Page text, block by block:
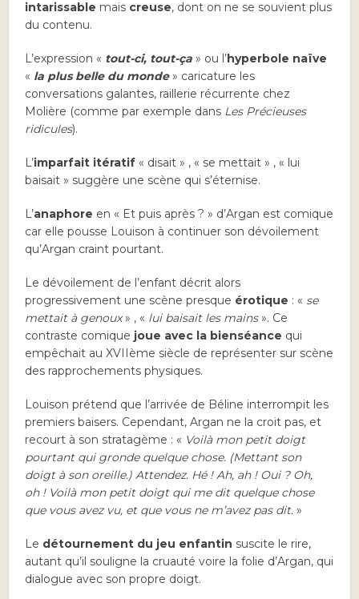
intarissable mais creuse, dont on ne se souvient plus
du contenu.
L’expression « tout-ci, tout-ça » ou l’hyperbole naïve
« la plus belle du monde» caricature les
conversations galantes, raillerie récurrente chez
Molière (comme par exemple dans Les Précieuses
ridicules).
L’imparfait itératif « disait » , « se mettait » , « lui
baisait » suggère une scène qui s’éternise.
L’anaphore en « Et puis après ? » d’Argan est comique
car elle pousse Louison à continuer son dévoilement
qu’Argan craint pourtant.
Le dévoilement de l’enfant décrit alors
progressivement une scène presque érotique : « se
mettait à genoux» , « lui baisait les mains». Ce
contraste comique joue avec la bienséance qui
empêchait au XVIIème siècle de représenter sur scène
des rapprochements physiques.
Louison prétend que l’arrivée de Béline interrompit les
premiers baisers. Cependant, Argan ne la croit pas, et
recourt à son stratagème : « Voilà mon petit doigt
pourtant qui gronde quelque chose. (Mettant son
doigt à son oreille.) Attendez. Hé ! Ah, ah ! Oui ? Oh,
oh ! Voilà mon petit doigt qui me dit quelque chose
que vous avez vu, et que vous ne m’avez pas dit.»
Le détournement du jeu enfantin suscite le rire,
autant qu’il souligne la cruauté voire la folie d’Argan, qui
dialogue avec son propre doigt.